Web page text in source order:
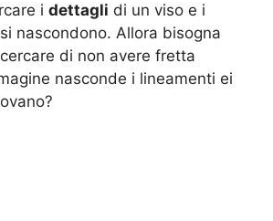
i dettagli di un viso e i
nascondono. Allora bisogna
di non avere fretta
nasconde i lineamenti ei